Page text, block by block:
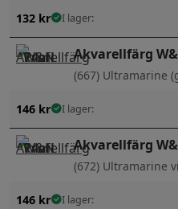
132 kr I lager:
Akvarellfärg
(667) Ultramarine
146 kr I lager:
Akvarellfärg
(672) Ultramarine
146 kr I lager: